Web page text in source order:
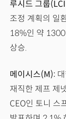
루시드 그룹
조정 계획의 일
18%인 약
상승.
메이시스(M):
재직한 제프 제
CEO인 토니 스